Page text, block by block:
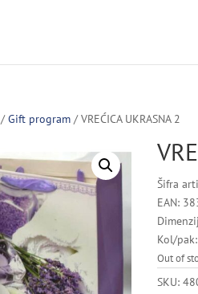
/Gift program / VREĆICA UKRASNA 2
Šifra
EAN:
Kol/
Out of
SKU: